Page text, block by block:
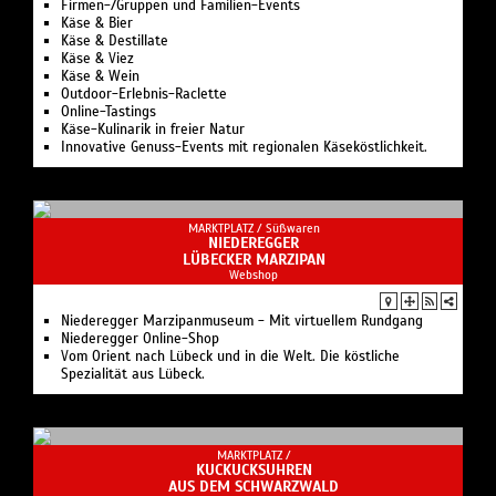
Firmen-/Gruppen und Familien-Events
Käse & Bier
Käse & Destillate
Käse & Viez
Käse & Wein
Outdoor-Erlebnis-Raclette
Online-Tastings
Käse-Kulinarik in freier Natur
Innovative Genuss-Events mit regionalen Käseköstlichkeit.
MARKTPLATZ / Süßwaren
NIEDEREGGER
LÜBECKER MARZIPAN
Webshop
Niederegger Marzipanmuseum - Mit virtuellem Rundgang
Niederegger Online-Shop
Vom Orient nach Lübeck und in die Welt. Die köstliche
Spezialität aus Lübeck.
MARKTPLATZ /
KUCKUCKSUHREN
AUS DEM SCHWARZWALD